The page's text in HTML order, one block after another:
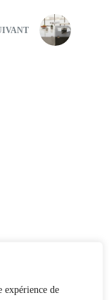
expérience de